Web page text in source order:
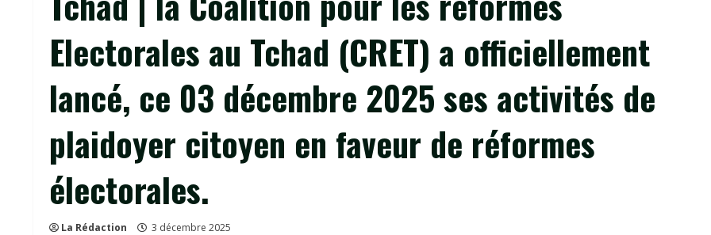
Electorales au Tchad (CRET) a officiellement
lancé, ce 03 décembre 2025 ses activités de
plaidoyer citoyen en faveur de réformes
électorales.
La Rédaction 3 décembre 2025